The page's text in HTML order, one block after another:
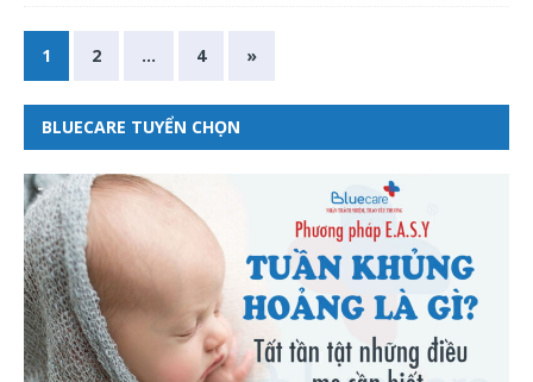
1 2 … 4 »
BLUECARE TUYỂN CHỌN